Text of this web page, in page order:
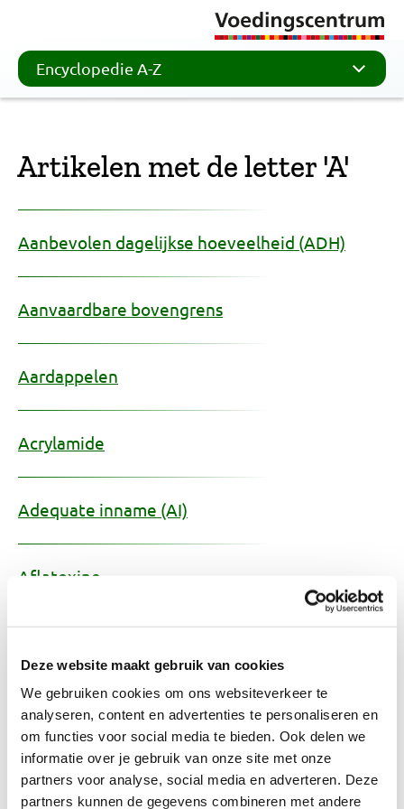
Deze website maakt gebruik van cookies
We gebruiken cookies om ons websiteverkeer te
analyseren, content en advertenties te personaliseren en
om functies voor social media te bieden. Ook delen we
informatie over je gebruik van onze site met onze
partners voor analyse, social media en adverteren. Deze
partners kunnen de gegevens combineren met andere
Encyclopedie A-Z
Artikelen met de letter 'A'
Aanbevolen dagelijkse hoeveelheid (ADH)
Aanvaardbare bovengrens
Aardappelen
Acrylamide
Adequate inname (AI)
Aflatoxine
Alcohol (bier, wijn en sterke drank)
Alcoholvrije dranken